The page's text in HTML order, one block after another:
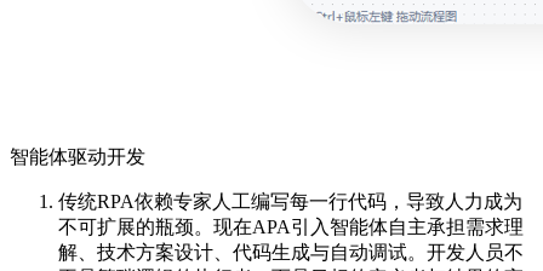
智能体驱动开发
传统RPA依赖专家人工编写每一行代码，导致人力成为
不可扩展的瓶颈。现在APA引入智能体自主承担需求理
解、技术方案设计、代码生成与自动调试。开发人员不